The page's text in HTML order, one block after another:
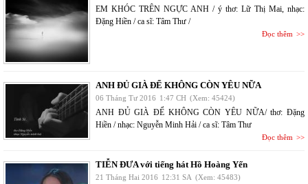
EM KHÓC TRÊN NGỰC ANH / ý thơ: Lữ Thị Mai, nhạc:
Đặng Hiền / ca sĩ: Tâm Thư /
Đọc thêm
ANH ĐỦ GIÀ ĐỂ KHÔNG CÒN YÊU NỮA
06 Tháng Tư 2016 1:47 CH (Xem: 45424)
ANH ĐỦ GIÀ ĐỂ KHÔNG CÒN YÊU NỮA/ thơ: Đặng
Hiền / nhạc: Nguyễn Minh Hải / ca sĩ: Tâm Thư
Đọc thêm
TIỄN ĐƯA với tiếng hát Hồ Hoàng Yến
21 Tháng Hai 2016 12:31 SA (Xem: 45483)